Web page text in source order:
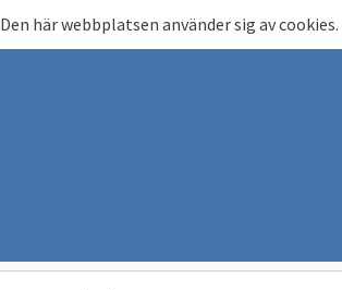
Den här webbplatsen använder sig av cookies.